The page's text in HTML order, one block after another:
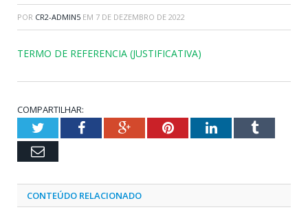
POR CR2-ADMIN5 EM 7 DE DEZEMBRO DE 2022
TERMO DE REFERENCIA (JUSTIFICATIVA)
COMPARTILHAR:
TwitterFacebookGoogle+PinterestLinkedInTumblr
Email
CONTEÚDO RELACIONADO